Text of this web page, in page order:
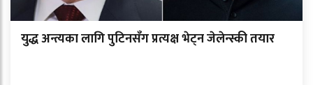
युद्ध अन्त्यका लागि पुटिनसँग प्रत्यक्ष भेट्न जेलेन्स्की तयार